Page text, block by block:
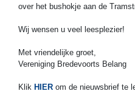
over het bushokje aan de
Wij wensen u veel leesplezier!
Met vriendelijke groet,
Vereniging Bredevoorts Belang
Klik HIER om de nieuwsbrief te